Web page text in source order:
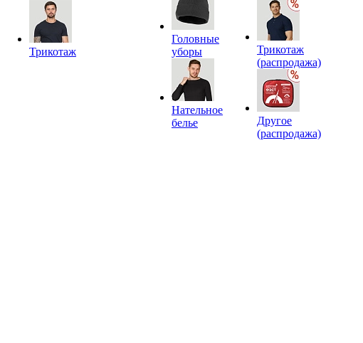
Трикотаж
Головные
уборы
Нательное
белье
Трикотаж
(распродажа)
Другое
(распродажа)